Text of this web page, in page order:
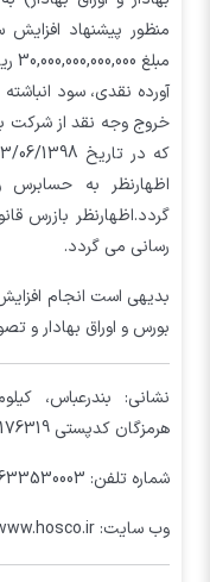
آورده نقدی، سود
خروج وجه نقد از شرکت
اظهارنظر به حسابرس
گردد.اظهارنظر بازرس
رسانی می گردد.
بدیهی است انجام
بورس و اوراق بهادار و
هرمزگان کدپستی 7917176319
شماره تلفن: 07633530003
وب سایت: www.hosco.ir